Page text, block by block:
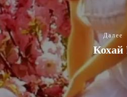
Далее
Кохай